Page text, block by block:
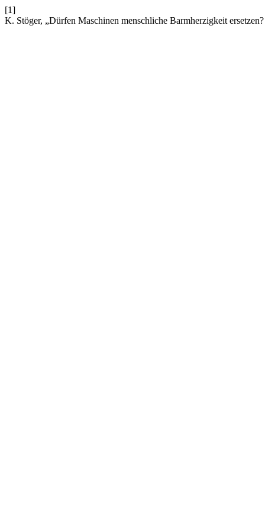
[1]
K. Stöger, „Dürfen Maschinen menschliche Barmherzigkeit